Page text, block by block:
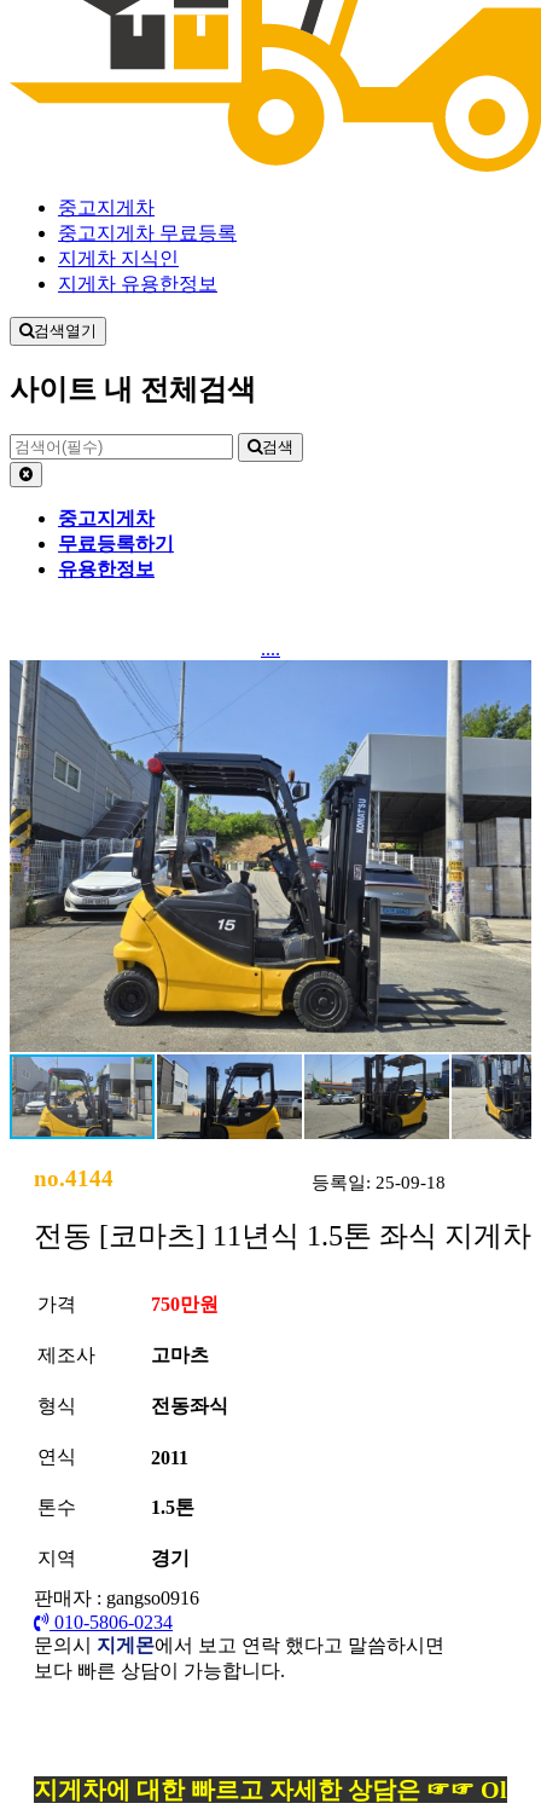
중고지게차
중고지게차 무료등록
지게차 지식인
지게차 유용한정보
검색열기
사이트 내 전체검색
검색
중고지게차
무료등록하기
유용한정보
....
no.4144 등록일: 25-09-18
전동 [코마츠] 11년식 1.5톤 좌식 지게차
가격 750만원
제조사 고마츠
형식 전동좌식
연식 2011
톤수 1.5톤
지역
경기
판매자 : gangso0916
010-5806-0234
문의시 지게몬에서 보고 연락 했다고 말씀하시면
보다 빠른 상담이 가능합니다.
지게차에 대한 빠르고 자세한 상담은 ☞☞ Ol